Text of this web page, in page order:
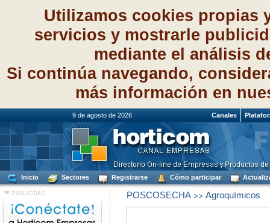
Utilizamos cookies propias
servicios y mostrarle
mediante el análisis
Si continúa navegando,
más información en
9 de agosto de 2026 Canales
Inicio Sectores Registrarse Cómo participar
POSCOSECHA>> Agroquímicos